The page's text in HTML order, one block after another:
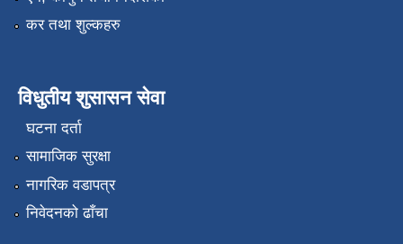
कर तथा शुल्कहरु
विधुतीय शुसासन सेवा
घटना दर्ता
सामाजिक सुरक्षा
नागरिक वडापत्र
निवेदनको ढाँचा